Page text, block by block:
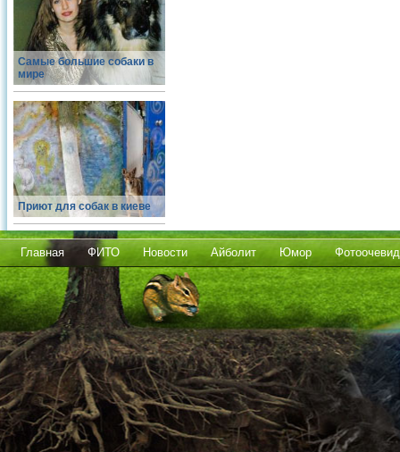
Самые большие собаки в
мире
Приют для собак в киеве
Главная ФИТО Новости Айболит Юмор